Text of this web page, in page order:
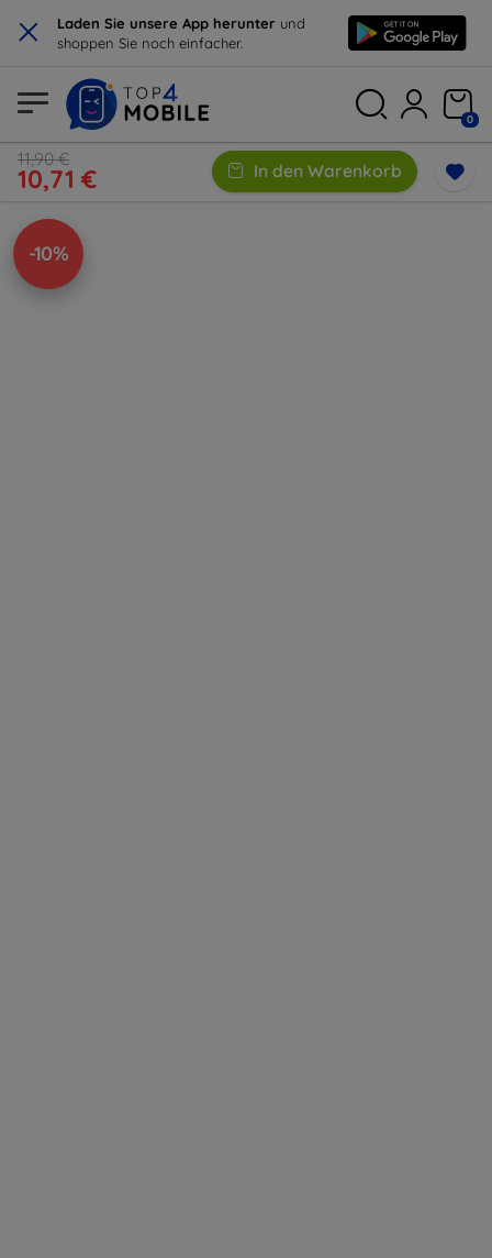
× Laden Sie unsere App herunter und
shoppen Sie noch einfacher.
0
11,90 €
10,71 € In den Warenkorb
-10%